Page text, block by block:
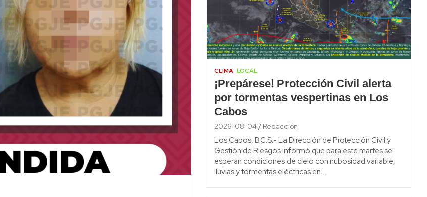
CLIMA LOCAL
¡Prepárese! Protección Civil alerta
por tormentas vespertinas en Los
Cabos
2026-08-04 Redacción
Los Cabos, B.C.S.- La Dirección de Protección Civil y
Gestión de Riesgos informó que para este martes se
esperan condiciones de cielo con nubosidad variable,
lluvias y tormentas eléctricas en…